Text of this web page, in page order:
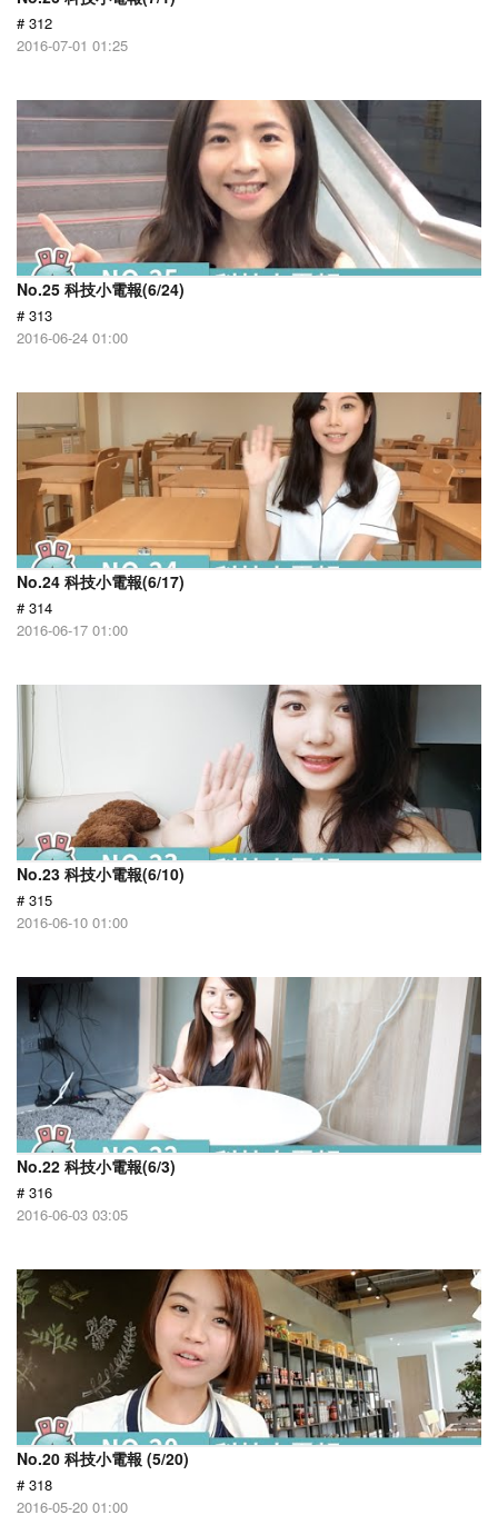
# 312
2016-07-01 01:25
No.25 科技小電報(6/24)
# 313
2016-06-24 01:00
No.24 科技小電報(6/17)
# 314
2016-06-17 01:00
No.23 科技小電報(6/10)
# 315
2016-06-10 01:00
No.22 科技小電報(6/3)
# 316
2016-06-03 03:05
No.20 科技小電報 (5/20)
# 318
2016-05-20 01:00